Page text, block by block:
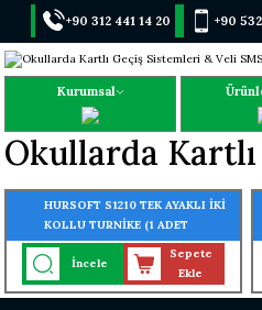
+90 312 441 14 20 +90
Kurumsal
Okullarda
HURSOFT S1210 TEK AYAKLI İKİ
KOLLU TURNİKE (1 ADET
PARMAK İZİ OKUYUCU
TURNİKEYE MONTELİ)
İncele
Sepete
Ekle